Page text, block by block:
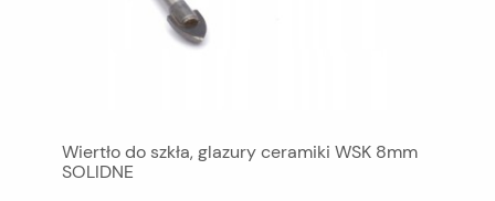
Wiertło do szkła, glazury ceramiki WSK 8mm
SOLIDNE